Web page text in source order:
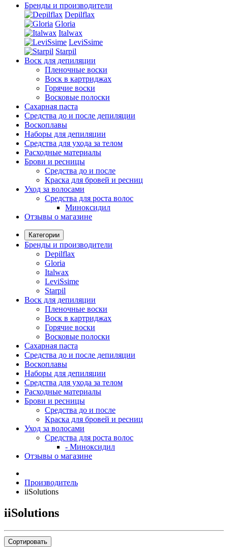
Бренды и производители
Depilflax
Gloria
Italwax
LeviSsime
Starpil
Воск для депиляции
Пленочные воски
Воск в картриджах
Горячие воски
Восковые полоски
Сахарная паста
Средства до и после депиляции
Воскоплавы
Наборы для депиляции
Средства для ухода за телом
Расходные материалы
Брови и ресницы
Средства до и после
Краска для бровей и ресниц
Уход за волосами
Средства для роста волос
Миноксидил
Отзывы о магазине
Категории
Бренды и производители
Depilflax
Gloria
Italwax
LeviSsime
Starpil
Воск для депиляции
Пленочные воски
Воск в картриджах
Горячие воски
Восковые полоски
Сахарная паста
Средства до и после депиляции
Воскоплавы
Наборы для депиляции
Средства для ухода за телом
Расходные материалы
Брови и ресницы
Средства до и после
Краска для бровей и ресниц
Уход за волосами
Средства для роста волос
- Миноксидил
Отзывы о магазине
Производитель
iiSolutions
iiSolutions
Сортировать